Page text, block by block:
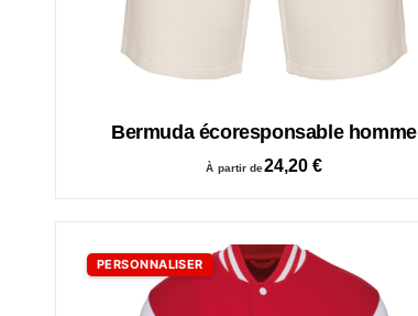
Bermuda écoresponsable homme
À partir de24,20 €
PERSONNALISER